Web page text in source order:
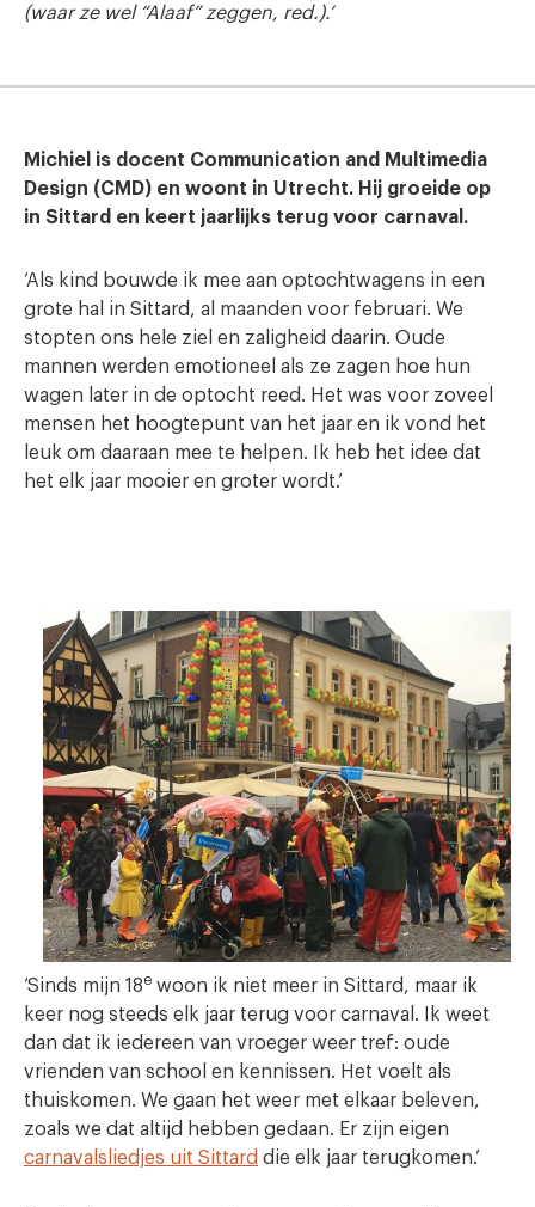
(waar ze wel “Alaaf” zeggen, red.).’
Michiel is docent Communication and Multimedia
Design (CMD) en woont in Utrecht. Hij groeide op
in Sittard en keert jaarlijks terug voor carnaval.
‘Als kind bouwde ik mee aan optochtwagens in een
grote hal in Sittard, al maanden voor februari. We
stopten ons hele ziel en zaligheid daarin. Oude
mannen werden emotioneel als ze zagen hoe hun
wagen later in de optocht reed. Het was voor zoveel
mensen het hoogtepunt van het jaar en ik vond het
leuk om daaraan mee te helpen. Ik heb het idee dat
het elk jaar mooier en groter wordt.’
‘Sinds mijn 18e woon ik niet meer in Sittard, maar ik
keer nog steeds elk jaar terug voor carnaval. Ik weet
dan dat ik iedereen van vroeger weer tref: oude
vrienden van school en kennissen. Het voelt als
thuiskomen. We gaan het weer met elkaar beleven,
zoals we dat altijd hebben gedaan. Er zijn eigen
carnavalsliedjes uit Sittard die elk jaar terugkomen.’